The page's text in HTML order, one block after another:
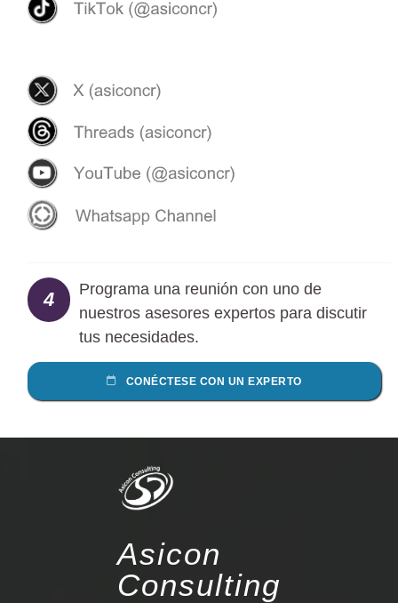
4
Programa una reunión con uno de
nuestros asesores expertos para discutir
tus necesidades.
CONÉCTESE CON UN EXPERTO
Asicon
Consulting